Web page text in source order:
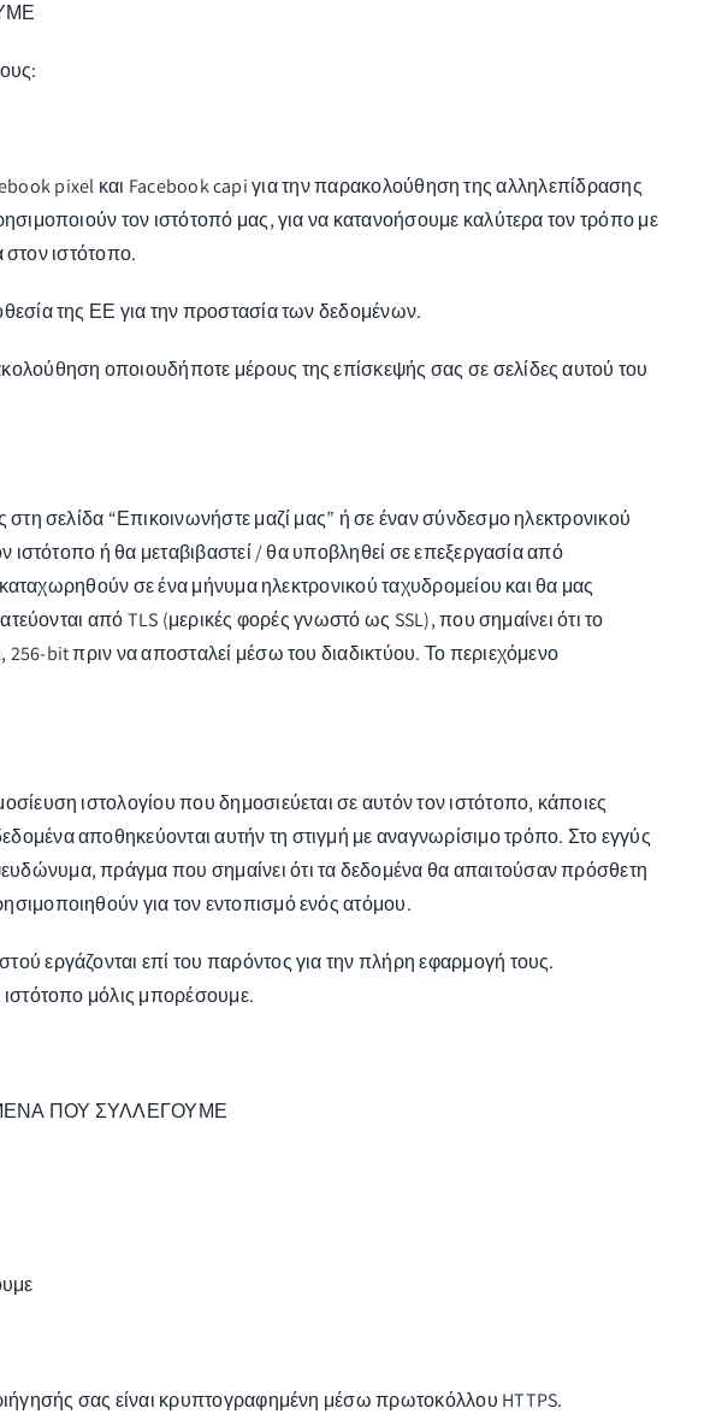
pixel και Facebook capi για την παρακολούθηση της αλληλεπίδρασης
τον ιστότοπό μας, για να κατανοήσουμε καλύτερα τον τρόπο με
στον ιστότοπο.
της ΕΕ για την προστασία των δεδομένων.
οποιουδήποτε μέρους της επίσκεψής σας σε σελίδες αυτού του
σελίδα “Επικοινωνήστε μαζί μας” ή σε έναν σύνδεσμο ηλεκτρονικού
ή θα μεταβιβαστεί / θα υποβληθεί σε επεξεργασία από
σε ένα μήνυμα ηλεκτρονικού ταχυδρομείου και θα μας
από TLS (μερικές φορές γνωστό ως SSL), που σημαίνει ότι το
bit πριν να αποσταλεί μέσω του διαδικτύου. Το περιεχόμενο
ιστολογίου που δημοσιεύεται σε αυτόν τον ιστότοπο, κάποιες
αποθηκεύονται αυτήν τη στιγμή με αναγνωρίσιμο τρόπο. Στο εγγύς
πράγμα που σημαίνει ότι τα δεδομένα θα απαιτούσαν πρόσθετη
για τον εντοπισμό ενός ατόμου.
εργάζονται επί του παρόντος για την πλήρη εφαρμογή τους.
μόλις μπορέσουμε.
ΠΟΥ ΣΥΛΛΕΓΟΥΜΕ
σας είναι κρυπτογραφημένη μέσω πρωτοκόλλου HTTPS.